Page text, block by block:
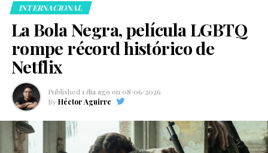
INTERNACIONAL
La Bola Negra, película LGBTQ
rompe récord histórico de
Netflix
Published 1 día ago on 08/06/2026
By Héctor Aguirre